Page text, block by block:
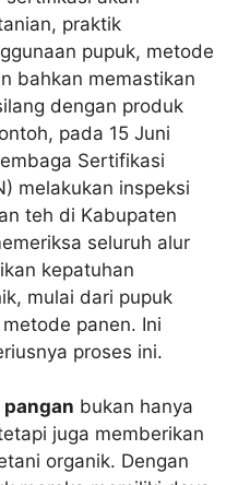
praktik
pupuk, metode
bahkan memastikan
dengan produk
pada 15 Juni
Sertifikasi
melakukan inspeksi
teh di Kabupaten
seluruh alur
kepatuhan
mulai dari pupuk
panen. Ini
proses ini.
bukan hanya
juga memberikan
organik. Dengan